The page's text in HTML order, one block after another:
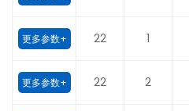
更多参数+ 22 1
更多参数+ 22 2